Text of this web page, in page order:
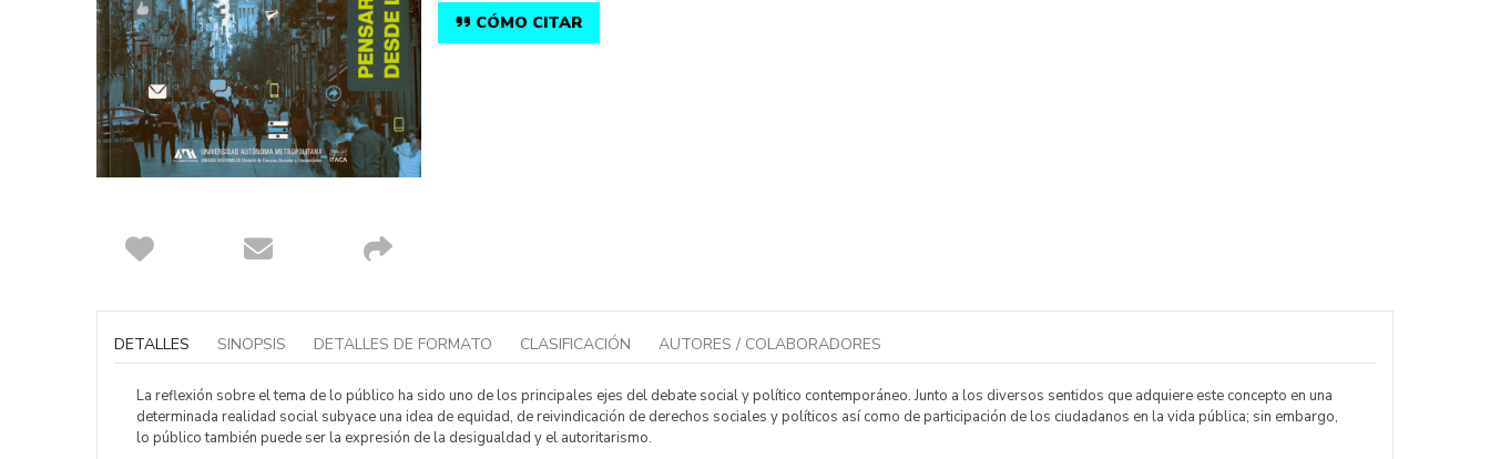
al
galería
imágenes
CÓMO CITAR
DETALLES
La reflexión sobre el tema de lo público ha sido uno de los principales ejes del debate social y político contemporáneo. Junto a los diversos sentidos que adquiere este concepto en una
determinada realidad social subyace una idea de equidad, de reivindicación de derechos sociales y políticos así como de participación de los ciudadanos en la vida pública; sin embargo,
lo público también puede ser la expresión de la desigualdad y el autoritarismo.
SINOPSIS DETALLES DE FORMATO CLASIFICACIÓN AUTORES / COLABORADORES